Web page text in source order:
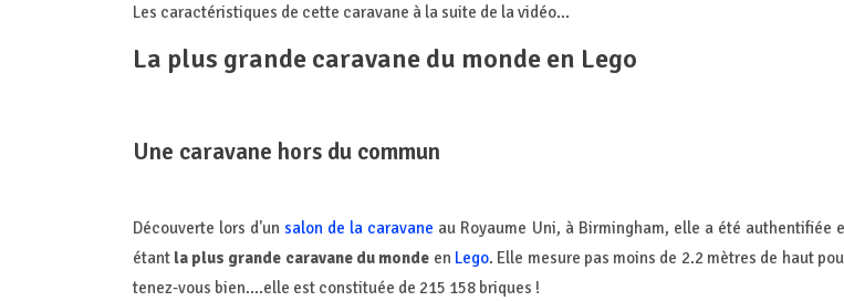
Les caractéristiques de cette caravane à la suite de la vidéo...
La plus grande caravane du monde en Lego
Une caravane hors du commun
Découverte lors d'un salon de la caravane au Royaume Uni, à Birmingham, elle a été authentifiée
étant la plus grande caravane du monde en Lego. Elle mesure pas moins de 2.2 mètres de haut
tenez-vous bien....elle est constituée de 215 158 briques !